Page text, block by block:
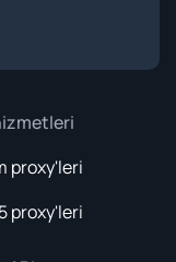
proxy'leri
proxy'leri